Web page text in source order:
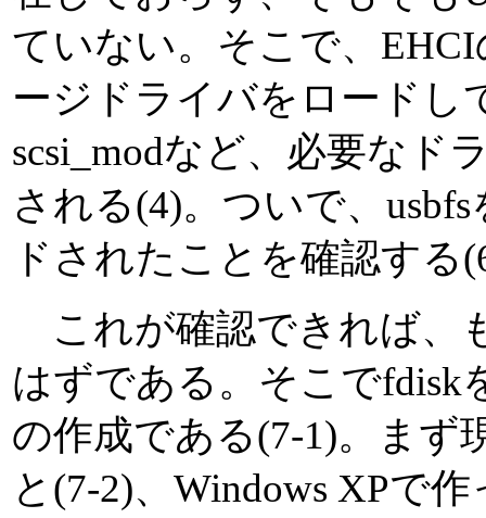
ていない。そこで、
ージドライバをロードし
scsi_modなど、必要なド
される(4)。ついで、
ドされたことを確認する
これが確認できれば、
はずである。そこでfdisk
の作成である(7-1)。まず
と(7-2)、Windows XPで